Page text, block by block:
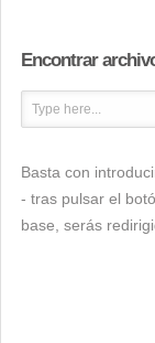
Encontrar
Basta con
- tras pulsar el
base, serás